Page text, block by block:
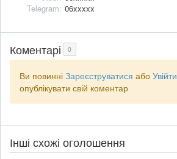
Telegram: 06xxxxx
Коментарі 0
Ви повинні Зареєструватися або Увійти
опублікувати свій коментар
Інші схожі оголошення